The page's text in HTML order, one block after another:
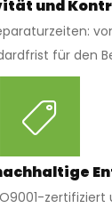
und
für den